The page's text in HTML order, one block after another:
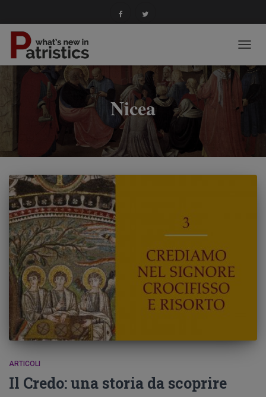
Nicea
ARTICOLI
Il Credo: una storia da scoprire